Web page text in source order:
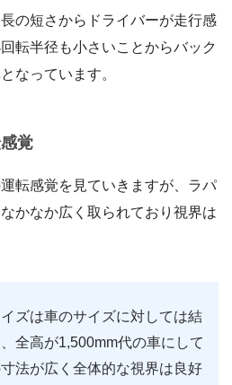
の短さからドライバーが走行感
転半径も小さいことからバック
なっています。
覚
転感覚を見ていきますが、ラパ
かなか広く取られており視界は
ズは車のサイズに対しては結
全高が1,500mm代の車にして
法が広く全体的な視界は良好